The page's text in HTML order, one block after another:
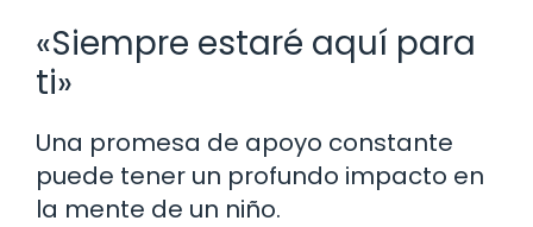
«Siempre estaré aquí para
ti»
Una promesa de apoyo constante
puede tener un profundo impacto en
la mente de un niño.